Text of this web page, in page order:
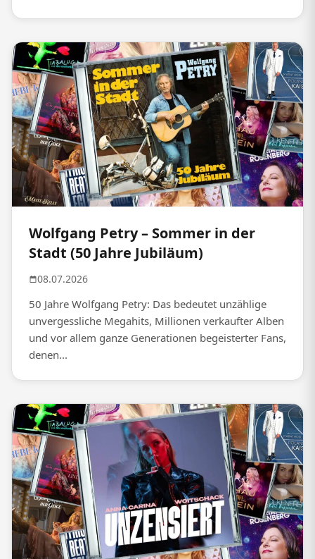
Wolfgang Petry – Sommer in der
Stadt (50 Jahre Jubiläum)
08.07.2026
50 Jahre Wolfgang Petry: Das bedeutet unzählige
unvergessliche Megahits, Millionen verkaufter Alben
und vor allem ganze Generationen begeisterter Fans,
denen...